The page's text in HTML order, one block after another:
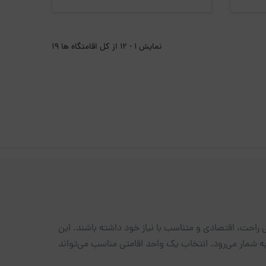
نمایش 1 - 12 از کل اقامتگاه ها 19
راحت، اقتصادی و متناسب با نیاز خود داشته باشند. این
شمار می‌رود. انتخاب یک واحد اقامتی مناسب می‌تواند